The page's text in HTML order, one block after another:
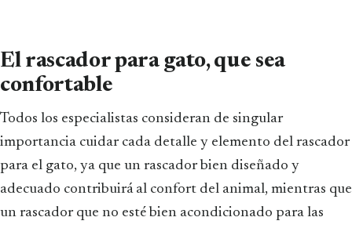
El rascador para gato, que sea
confortable
Todos los especialistas consideran de singular
importancia cuidar cada detalle y elemento del rascador
para el gato, ya que un rascador bien diseñado y
adecuado contribuirá al confort del animal, mientras que
un rascador que no esté bien acondicionado para las